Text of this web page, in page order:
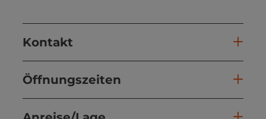
Kontakt
Öffnungszeiten